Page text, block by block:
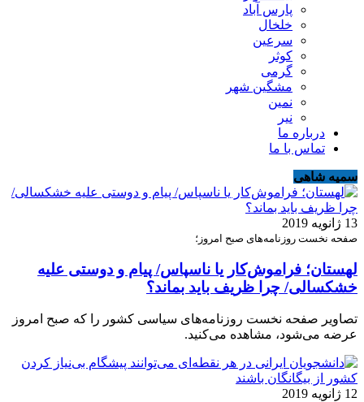
پارس آباد
خلخال
سرعین
کوثر
گرمی
مشگین شهر
نمین
نیر
درباره ما
تماس با ما
سمیه شاهی
13 ژانویه 2019
صفحه نخست روزنامه‌های صبح امروز؛
لهستان؛ فراموش‌کار یا ناسپاس/ پیام و دوستی علیه
خشکسالی/ چرا ظریف باید بماند؟
تصاویر صفحه نخست روزنامه‌های سیاسی کشور را که صبح امروز
عرضه می‌شود، مشاهده می‌کنید.
12 ژانویه 2019